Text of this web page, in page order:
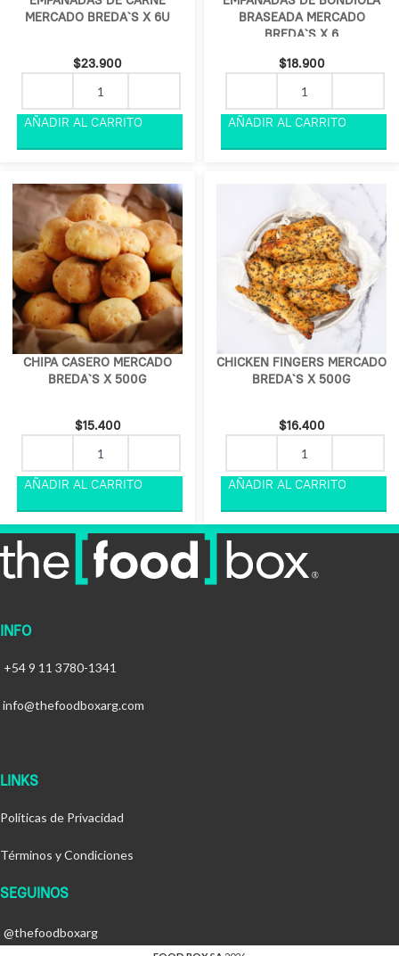
MERCADO BREDA`S X 6U
$23.900
BRASEADA MERCADO
BREDA`S X 6
$18.900
CHIPA CASERO MERCADO
BREDA`S X 500G
$15.400
CHICKEN FINGERS MERCADO
BREDA`S X 500G
$16.400
INFO
+54 9 11 3780-1341
info@thefoodboxarg.com
LINKS
Políticas de Privacidad
Términos y Condiciones
SEGUINOS
@thefoodboxarg